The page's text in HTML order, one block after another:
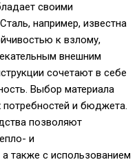
своими
например, известна
к взлому,
внешним
сочетают в себе
Выбор материала
и бюджета.
позволяют
и
также с использованием